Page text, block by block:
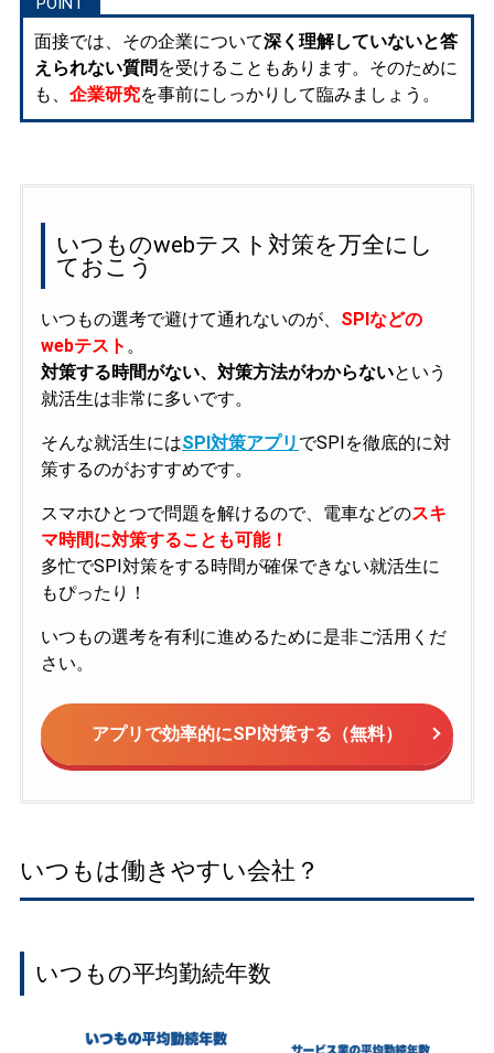
面接では、その企業について深く理解していないと答
えられない質問 を受けることもあります。そのために
も、 企業研究を事前にしっかりして臨みましょう。
いつものwebテスト対策を万全にし
ておこう
いつもの選考で避けて通れないのが、 SPIなどの
webテスト 。
対策する時間がない、対策方法がわからないという
就活生は非常に多いです。
そんな就活生にはSPI対策アプリ でSPIを徹底的に対
策するのがおすすめです。
スマホひとつで問題を解けるので、電車などのスキ
マ時間に対策することも可能！
多忙でSPI対策をする時間が確保できない就活生に
もぴったり！
いつもの選考を有利に進めるために是非ご活用くだ
さい。
アプリで効率的にSPI対策する（無料）
いつもは働きやすい会社？
いつもの平均勤続年数